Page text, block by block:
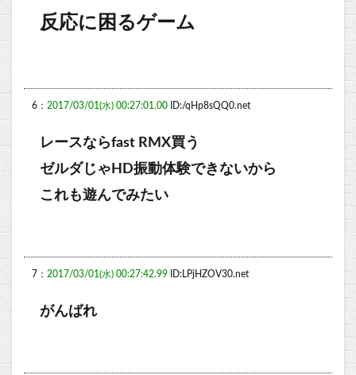
反応に困るゲーム
6： 2017/03/01(水) 00:27:01.00 ID:/qHp8sQQ0.net
レースならfast RMX買う
ゼルダじゃHD振動体験できないから
これも遊んでみたい
7： 2017/03/01(水) 00:27:42.99 ID:LPjHZOV30.net
がんばれ